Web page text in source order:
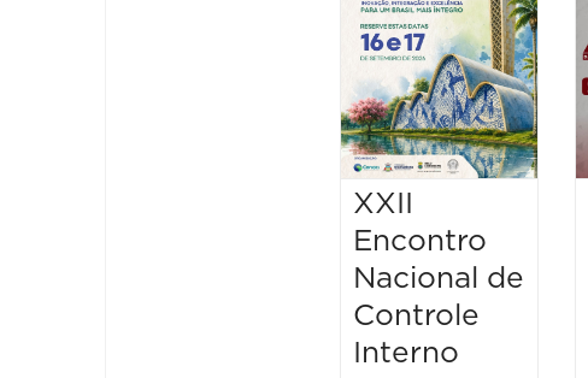
XXII
Encontro
Nacional de
Controle
Interno